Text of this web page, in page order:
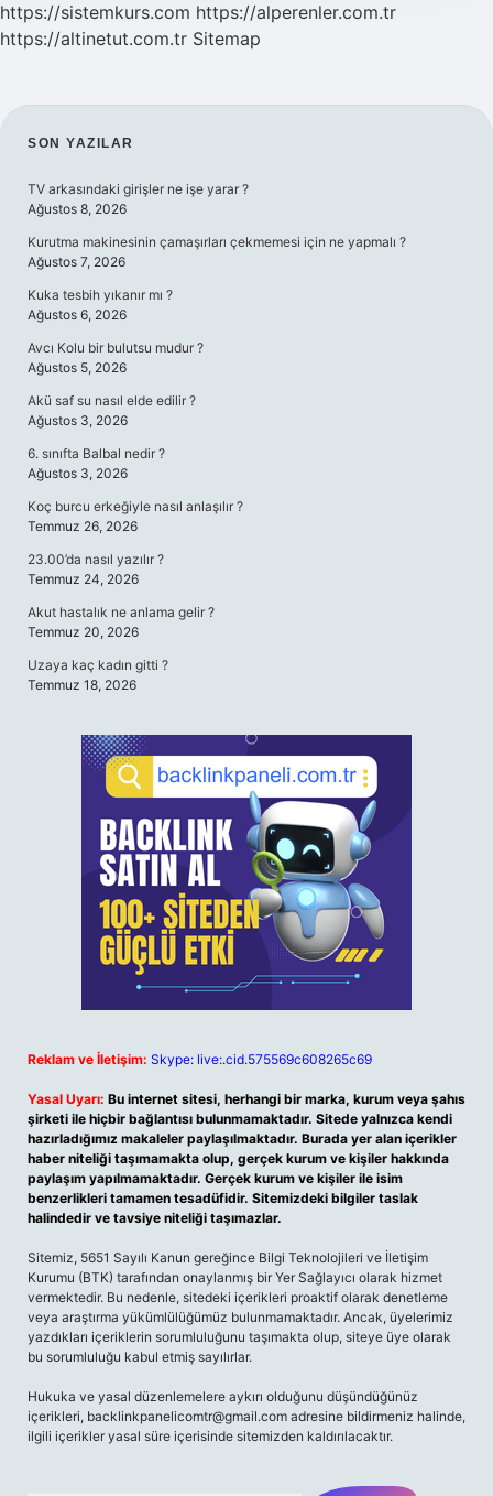
https://sistemkurs.com https://alperenler.com.tr
https://altinetut.com.tr Sitemap
SIDEBAR
SON YAZILAR
TV arkasındaki girişler ne işe yarar ?
Ağustos 8, 2026
Kurutma makinesinin çamaşırları çekmemesi için ne yapmalı ?
Ağustos 7, 2026
Kuka tesbih yıkanır mı ?
Ağustos 6, 2026
Avcı Kolu bir bulutsu mudur ?
Ağustos 5, 2026
Akü saf su nasıl elde edilir ?
Ağustos 3, 2026
6. sınıfta Balbal nedir ?
Ağustos 3, 2026
Koç burcu erkeğiyle nasıl anlaşılır ?
Temmuz 26, 2026
23.00’da nasıl yazılır ?
Temmuz 24, 2026
Akut hastalık ne anlama gelir ?
Temmuz 20, 2026
Uzaya kaç kadın gitti ?
Temmuz 18, 2026
Reklam ve İletişim: Skype: live:.cid.575569c608265c69
Yasal Uyarı: Bu internet sitesi, herhangi bir marka, kurum veya şahıs
şirketi ile hiçbir bağlantısı bulunmamaktadır. Sitede yalnızca kendi
hazırladığımız makaleler paylaşılmaktadır. Burada yer alan içerikler
haber niteliği taşımamakta olup, gerçek kurum ve kişiler hakkında
paylaşım yapılmamaktadır. Gerçek kurum ve kişiler ile isim
benzerlikleri tamamen tesadüfidir. Sitemizdeki bilgiler taslak
halindedir ve tavsiye niteliği taşımazlar.
Sitemiz, 5651 Sayılı Kanun gereğince Bilgi Teknolojileri ve İletişim
Kurumu (BTK) tarafından onaylanmış bir Yer Sağlayıcı olarak hizmet
vermektedir. Bu nedenle, sitedeki içerikleri proaktif olarak denetleme
veya araştırma yükümlülüğümüz bulunmamaktadır. Ancak, üyelerimiz
yazdıkları içeriklerin sorumluluğunu taşımakta olup, siteye üye olarak
bu sorumluluğu kabul etmiş sayılırlar.
Hukuka ve yasal düzenlemelere aykırı olduğunu düşündüğünüz
içerikleri, backlinkpanelicomtr@gmail.com adresine bildirmeniz halinde,
ilgili içerikler yasal süre içerisinde sitemizden kaldırılacaktır.